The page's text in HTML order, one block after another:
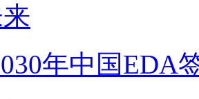
年中国EDA